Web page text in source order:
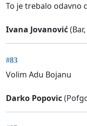
To je trebalo odavno
Ivana Jovanović
#83
Volim Adu Bojanu
Darko Popovic